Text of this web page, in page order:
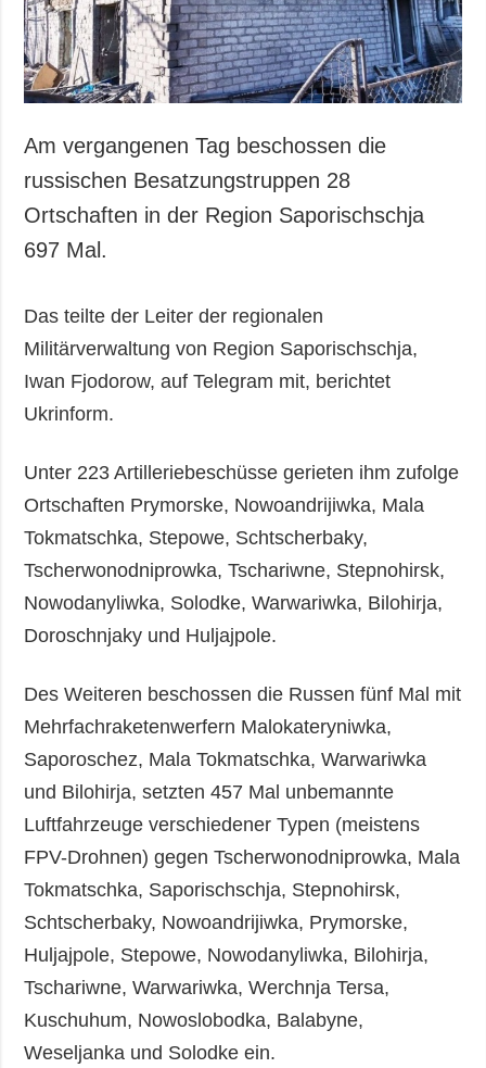
Gesellschaft und
Kultur
Sport
Kriminalität
Notstand und
Notfälle
ZUSÄTZLICH
Veröffentlichungen
Fotos
Video
LEISTUNGEN
Am vergangenen Tag beschossen die
russischen Besatzungstruppen 28
Ortschaften in der Region Saporischschja
697 Mal.
Das teilte der Leiter der regionalen
Militärverwaltung von Region Saporischschja,
Iwan Fjodorow, auf Telegram mit, berichtet
Ukrinform.
Unter 223 Artilleriebeschüsse gerieten ihm zufolge
Ortschaften Prymorske, Nowoandrijiwka, Mala
Tokmatschka, Stepowe, Schtscherbaky,
Tscherwonodniprowka, Tschariwne, Stepnohirsk,
Nowodanyliwka, Solodke, Warwariwka, Bilohirja,
Doroschnjaky und Huljajpole.
Des Weiteren beschossen die Russen fünf Mal mit
Mehrfachraketenwerfern Malokateryniwka,
Saporoschez, Mala Tokmatschka, Warwariwka
und Bilohirja, setzten 457 Mal unbemannte
Luftfahrzeuge verschiedener Typen (meistens
FPV-Drohnen) gegen Tscherwonodniprowka, Mala
Tokmatschka, Saporischschja, Stepnohirsk,
Schtscherbaky, Nowoandrijiwka, Prymorske,
Huljajpole, Stepowe, Nowodanyliwka, Bilohirja,
Tschariwne, Warwariwka, Werchnja Tersa,
Kuschuhum, Nowoslobodka, Balabyne,
Weseljanka und Solodke ein.